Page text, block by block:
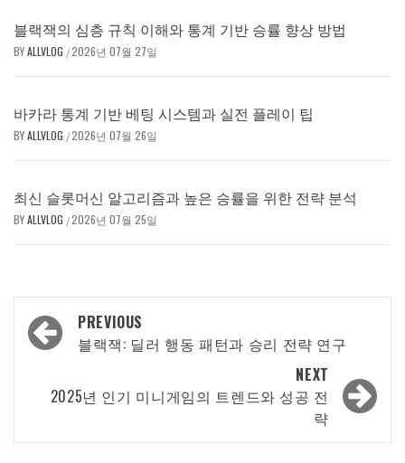
블랙잭의 심층 규칙 이해와 통계 기반 승률 향상 방법
BYALLVLOG /2026년 07월 27일
바카라 통계 기반 베팅 시스템과 실전 플레이 팁
BYALLVLOG /2026년 07월 26일
최신 슬롯머신 알고리즘과 높은 승률을 위한 전략 분석
BYALLVLOG /2026년 07월 25일
Post
navigation
PREVIOUS
블랙잭: 딜러 행동 패턴과 승리 전략 연구
NEXT
2025년 인기 미니게임의 트렌드와 성공 전
략